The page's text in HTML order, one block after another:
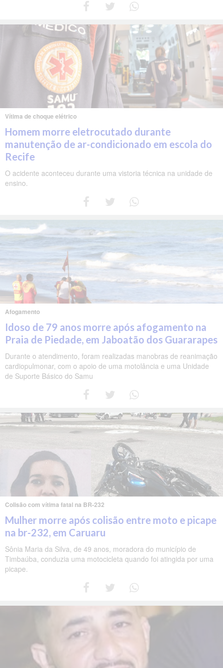
Vítima de choque elétrico
Homem morre eletrocutado durante
manutenção de ar-condicionado em escola do
Recife
O acidente aconteceu durante uma vistoria técnica na unidade de
ensino.
Afogamento
Idoso de 79 anos morre após afogamento na
Praia de Piedade, em Jaboatão dos Guararapes
Durante o atendimento, foram realizadas manobras de reanimação
cardiopulmonar, com o apoio de uma motolância e uma Unidade
de Suporte Básico do Samu
Colisão com vítima fatal na BR-232
Mulher morre após colisão entre moto e picape
na br-232, em Caruaru
Sônia Maria da Silva, de 49 anos, moradora do município de
Timbaúba, conduzia uma motocicleta quando foi atingida por uma
picape.